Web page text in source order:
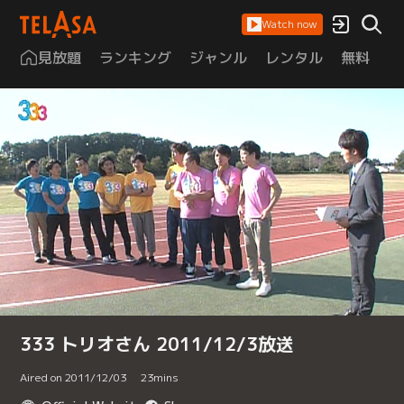
Watch now
見放題 ランキング ジャンル レンタル 無料
333 トリオさん 2011/12/3放送
Aired on 2011/12/03 23mins